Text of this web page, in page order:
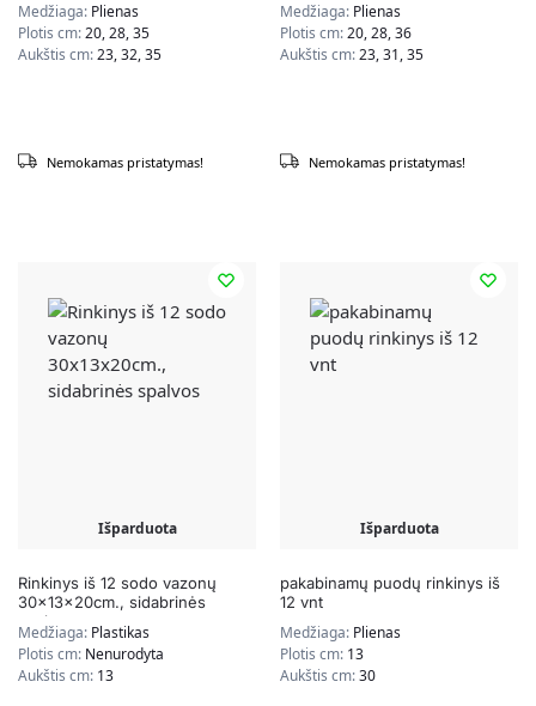
Medžiaga: Plienas
Plotis cm:20, 28, 35
Aukštis cm:23, 32, 35
Nemokamas pristatymas!
Medžiaga: Plienas
Plotis cm:20, 28, 36
Aukštis cm:23, 31, 35
Nemokamas pristatymas!
Išparduota
Rinkinys iš 12 sodo vazonų
30x13x20cm., sidabrinės
spalvos
Medžiaga: Plastikas
Plotis cm: Nenurodyta
Aukštis cm: 13
Išparduota
pakabinamų puodų rinkinys iš
12 vnt
Medžiaga: Plienas
Plotis cm: 13
Aukštis cm:30